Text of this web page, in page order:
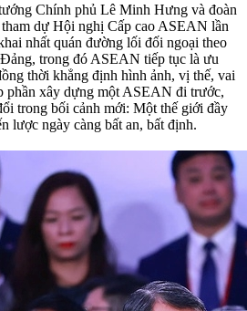
Chính phủ Lê Minh Hưng và đoàn
dự Hội nghị Cấp cao ASEAN lần
nhất quán đường lối đối ngoại theo
trong đó ASEAN tiếp tục là ưu
thời khẳng định hình ảnh, vị thế, vai
phần xây dựng một ASEAN đi trước,
trong bối cảnh mới: Một thế giới đầy
lược ngày càng bất an, bất định.